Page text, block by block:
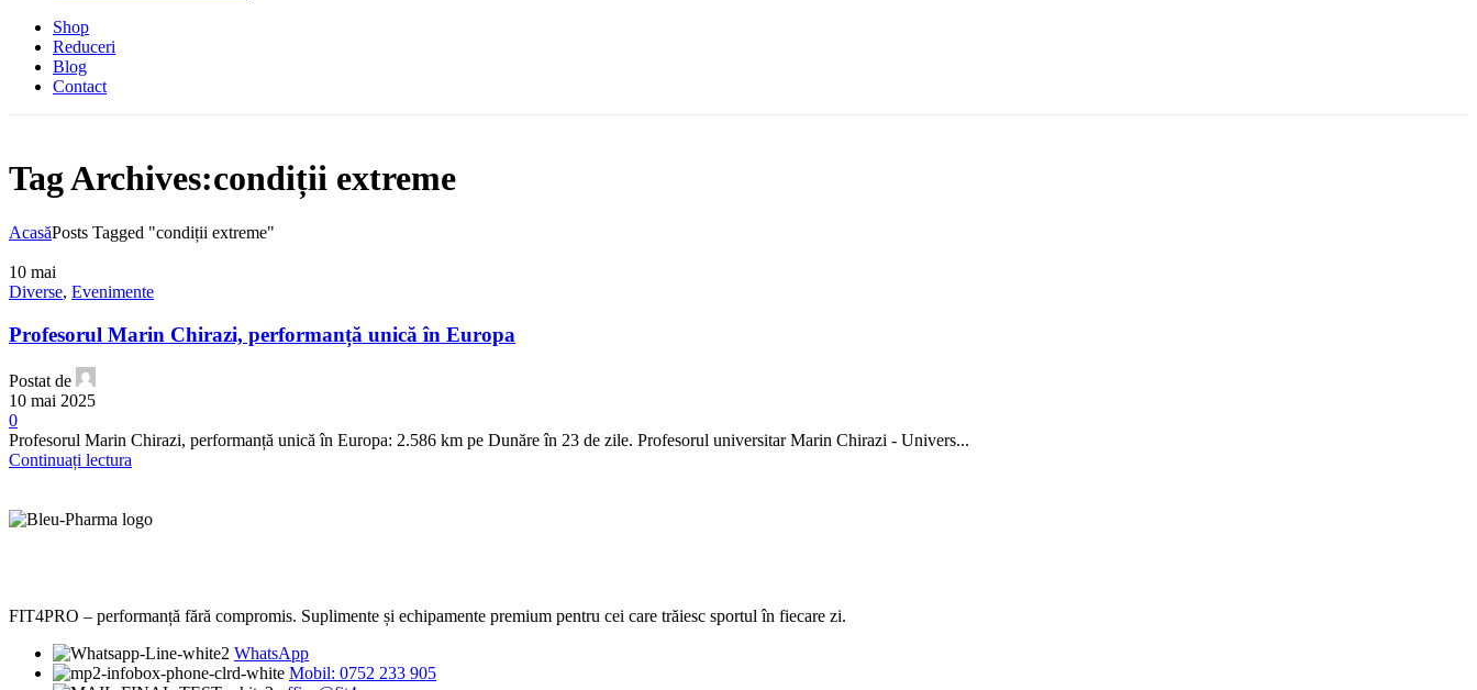
Shop
Reduceri
Blog
Contact
Tag Archives:condiții extreme
AcasăPosts Tagged "condiții extreme"
10 mai
Diverse, Evenimente
Profesorul Marin Chirazi, performanță unică în Europa
Postat de
10 mai 2025
0
Profesorul Marin Chirazi, performanță unică în Europa: 2.586 km pe Dunăre în 23 de zile. Profesorul universitar Marin Chirazi - Univers...
Continuați lectura
FIT4PRO – performanță fără compromis. Suplimente și echipamente premium pentru cei care trăiesc sportul în fiecare zi.
WhatsApp
Mobil: 0752 233 905